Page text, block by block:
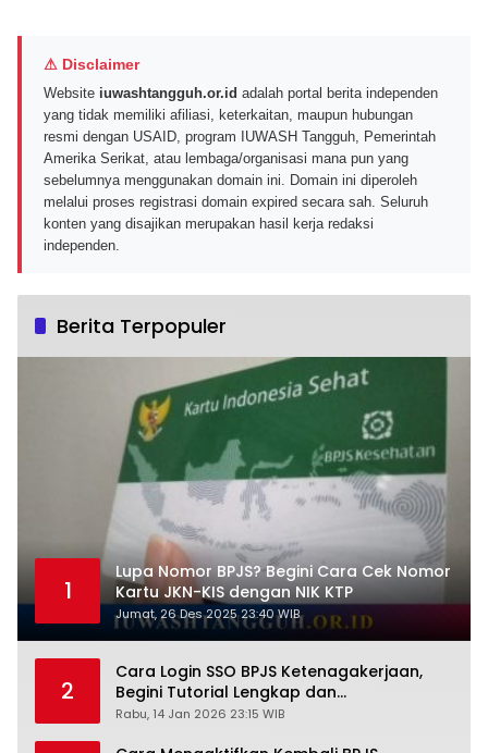
⚠ Disclaimer
Website iuwashtangguh.or.id adalah portal berita independen
yang tidak memiliki afiliasi, keterkaitan, maupun hubungan
resmi dengan USAID, program IUWASH Tangguh, Pemerintah
Amerika Serikat, atau lembaga/organisasi mana pun yang
sebelumnya menggunakan domain ini. Domain ini diperoleh
melalui proses registrasi domain expired secara sah. Seluruh
konten yang disajikan merupakan hasil kerja redaksi
independen.
Berita Terpopuler
1
Lupa Nomor BPJS? Begini Cara Cek Nomor
Kartu JKN-KIS dengan NIK KTP
Jumat, 26 Des 2025 23:40 WIB
2
Cara Login SSO BPJS Ketenagakerjaan,
Begini Tutorial Lengkap dan
Pengertiannya
Rabu, 14 Jan 2026 23:15 WIB